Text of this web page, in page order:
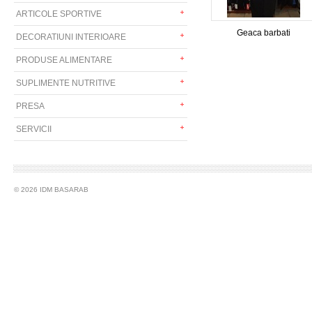
ARTICOLE SPORTIVE
DECORATIUNI INTERIOARE
PRODUSE ALIMENTARE
SUPLIMENTE NUTRITIVE
PRESA
SERVICII
Geaca barbati
© 2026 IDM BASARAB